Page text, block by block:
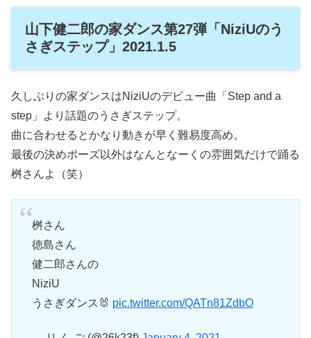
山下健二郎の家ダンス第27弾「NiziUのう
さぎステップ」2021.1.5
久しぶりの家ダンスはNiziUのデビュー曲「Step and a
step」より話題のうさぎステップ。
曲に合わせるとかなり動きが早く難易度高め。
最後の決めポーズ以外はなんとなーくの雰囲気だけで踊る
桝さんよ（笑）
桝さん
徳島さん
健二郎さんの
NiziU
うさぎダンス🐰 pic.twitter.com/QATn81ZdbO